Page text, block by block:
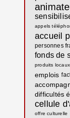
appels
accueil
personnes
fonds de
produits locaux
emplois
difficultés
cellule
offre culturelle